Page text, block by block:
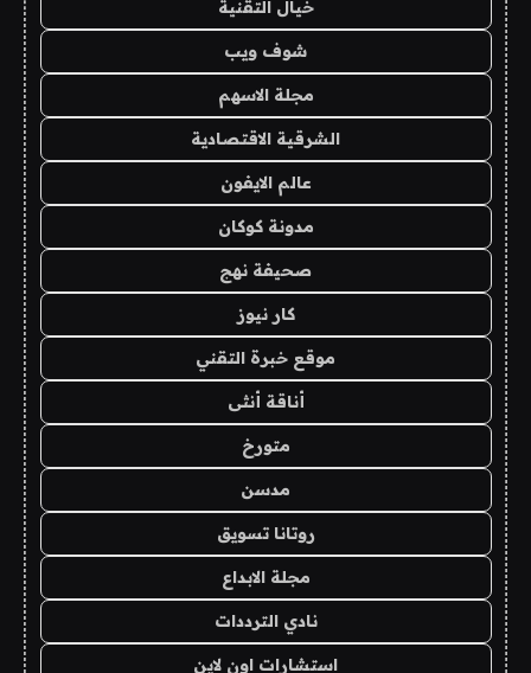
خيال التقنية
شوف ويب
مجلة الاسهم
الشرقية الاقتصادية
عالم الايفون
مدونة كوكان
صحيفة نهج
كار نيوز
موقع خبرة التقني
أناقة أنثى
متورخ
مدسن
روتانا تسويق
مجلة الابداع
نادي الترددات
استشارات اون لاين